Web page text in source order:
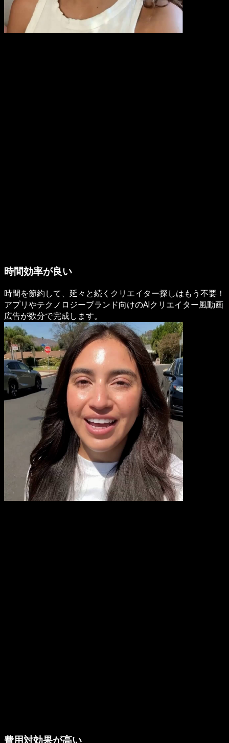
時間効率が良い
時間を節約して、延々と続くクリエイター探しはもう不要！
アプリやテクノロジーブランド向けのAIクリエイター風動画
広告が数分で完成します。
費用対効果が高い